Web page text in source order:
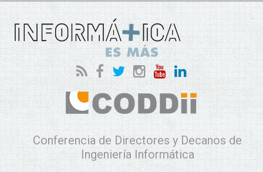
Conferencia de Directores y Decanos de
Ingeniería Informática